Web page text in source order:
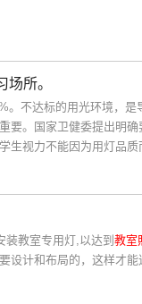
所。
不达标的用光环境，
。国家卫健委提出明
视力不能因为用灯品
装教室专用灯,以达到 教室
设计和布局的，这样才